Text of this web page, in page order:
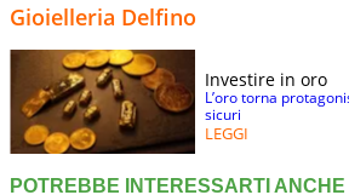
Gioielleria Delfino
Investire in oro
L’oro torna
sicuri
LEGGI